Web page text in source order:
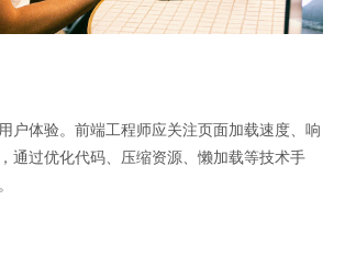
户体验。前端工程师应关注页面加载速度、响
通过优化代码、压缩资源、懒加载等技术手